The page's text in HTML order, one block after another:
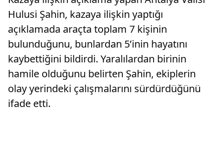
Hulusi Şahin, kazaya ilişkin yaptığı
açıklamada araçta toplam 7 kişinin
bulunduğunu, bunlardan 5’inin hayatını
kaybettiğini bildirdi. Yaralılardan birinin
hamile olduğunu belirten Şahin, ekiplerin
olay yerindeki çalışmalarını sürdürdüğünü
ifade etti.